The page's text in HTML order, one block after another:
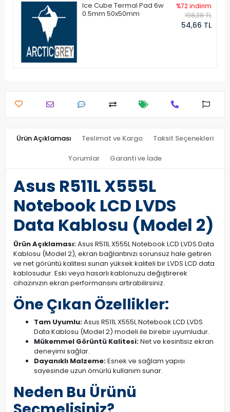
Ice Cube Termal Pad 6w
0.5mm 50x50mm
%72 indirim
198,38 TL
54,66 TL
Ürün Açıklaması Teslimat ve Kargo Taksit Seçenekleri
Yorumlar Garanti ve İade
Asus R511L X555L
Notebook LCD LVDS
Data Kablosu (Model 2)
Ürün Açıklaması:Asus R511L X555L Notebook LCD LVDS Data
Kablosu (Model 2), ekran bağlantınızı sorunsuz hale getiren
ve net görüntü kalitesi sunan yüksek kaliteli bir LVDS LCD data
kablosudur. Eski veya hasarlı kablonuzu değiştirerek
cihazınızın ekran performansını artırabilirsiniz.
Öne Çıkan Özellikler:
Tam Uyumlu:Asus R511L X555L Notebook LCD LVDS
Data Kablosu (Model 2) modeli ile birebir uyumludur.
Mükemmel Görüntü Kalitesi:Net ve kesintisiz ekran
deneyimi sağlar.
Dayanıklı Malzeme:Esnek ve sağlam yapısı
sayesinde uzun ömürlü kullanım sunar.
Neden Bu Ürünü